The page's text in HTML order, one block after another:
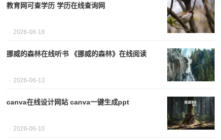
教育网可查学历 学历在线查询网
2026-06-18
挪威的森林在线听书 《挪威的森林》在线阅读
2026-06-13
canva在线设计网站 canva一键生成ppt
2026-06-10